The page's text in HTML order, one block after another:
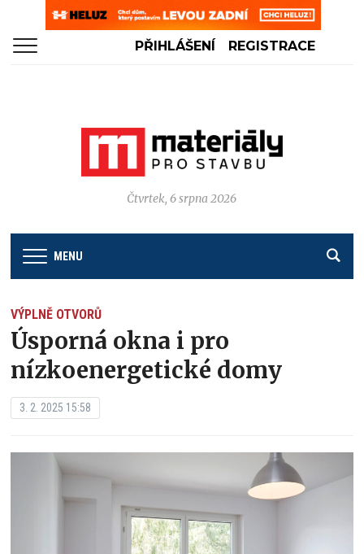
PŘIHLÁŠENÍ REGISTRACE
Čtvrtek, 6 srpna 2026
MENU
VÝPLNĚ OTVORŮ
Úsporná okna i pro
nízkoenergetické domy
3. 2. 2025 15:58